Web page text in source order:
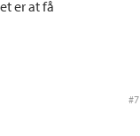
er at få
#7